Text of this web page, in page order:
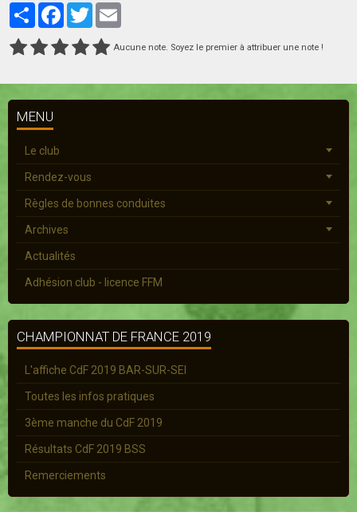
PartagerFacebook
Twitter
Aucune note. Soyez le premier à attribuer une note !
MENU
Le club
Rendez-vous
Règles de bonnes conduites
Archives
Actualités
Adhésion club - licence FFM
CHAMPIONNAT DE FRANCE 2019
L'affiche CdF 2019 BAR-SUR-SEI
Toutes les infos pratiques
3ème manche du CdF 2019
Résultats CdF 2019 BSS
Remerciements